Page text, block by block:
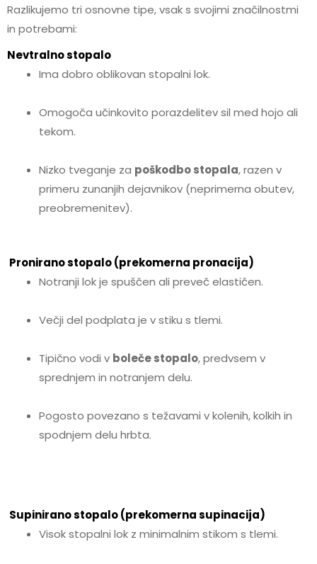
Razlikujemo tri osnovne tipe, vsak s svojimi značilnostmi
in potrebami:
Nevtralno stopalo
Ima dobro oblikovan stopalni lok.
Omogoča učinkovito porazdelitev sil med hojo ali
tekom.
Nizko tveganje za poškodbo stopala, razen v
primeru zunanjih dejavnikov (neprimerna obutev,
preobremenitev).
Pronirano stopalo (prekomerna pronacija)
Notranji lok je spuščen ali preveč elastičen.
Večji del podplata je v stiku s tlemi.
Tipično vodi v boleče stopalo, predvsem v
sprednjem in notranjem delu.
Pogosto povezano s težavami v kolenih, kolkih in
spodnjem delu hrbta.
Supinirano stopalo (prekomerna supinacija)
Visok stopalni lok z minimalnim stikom s tlemi.